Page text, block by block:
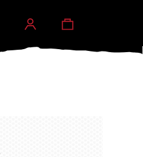
Eventy
Přihlášení
Nákupní